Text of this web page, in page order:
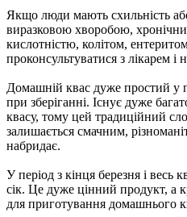
Якщо люди мають схильність
виразковою хворобою,
кислотністю, колітом,
проконсультуватися з лікарем і
Домашній квас дуже простий у
при зберіганні. Існує дуже
квасу, тому цей традиційний
залишається смачним,
набридає.
У період з кінця березня і весь
сік. Це дуже цінний продукт, а
для приготування домашнього